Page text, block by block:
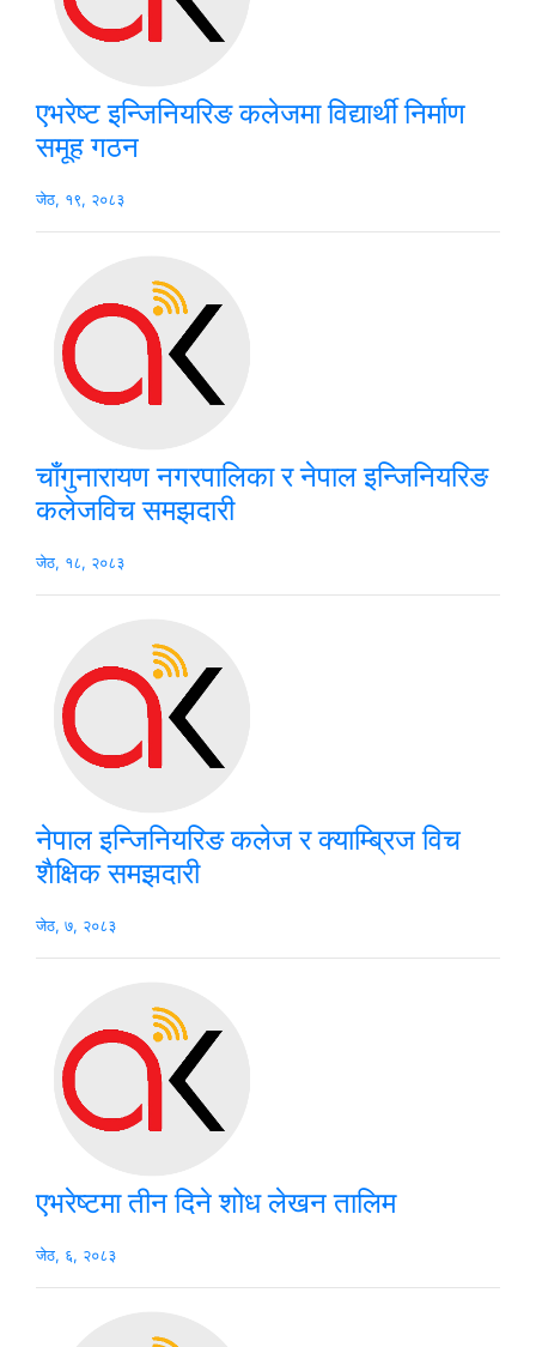
एभरेष्ट इन्जिनियरिङ कलेजमा विद्यार्थी निर्माण
समूह गठन
जेठ, १९, २०८३
चाँगुनारायण नगरपालिका र नेपाल इन्जिनियरिङ
कलेजविच समझदारी
जेठ, १८, २०८३
नेपाल इन्जिनियरिङ कलेज र क्याम्ब्रिज विच
शैक्षिक समझदारी
जेठ, ७, २०८३
एभरेष्टमा तीन दिने शोध लेखन तालिम
जेठ, ६, २०८३